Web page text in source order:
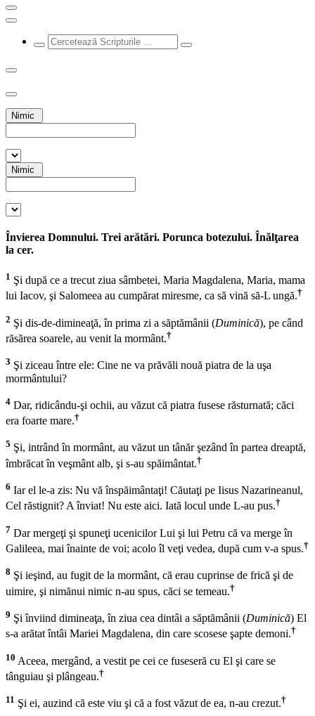
Nimic
Nimic
Învierea Domnului. Trei arătări. Porunca botezului. Înălţarea
la cer.
1 Şi după ce a trecut ziua sâmbetei, Maria Magdalena, Maria, mama
lui Iacov, şi Salomeea au cumpărat miresme, ca să vină să-L ungă.†
2 Şi dis-de-dimineaţă, în prima zi a săptămânii (Duminică), pe când
răsărea soarele, au venit la mormânt.†
3 Şi ziceau între ele: Cine ne va prăvăli nouă piatra de la uşa
mormântului?
4 Dar, ridicându-şi ochii, au văzut că piatra fusese răsturnată; căci
era foarte mare.†
5 Şi, intrând în mormânt, au văzut un tânăr şezând în partea dreaptă,
îmbrăcat în veşmânt alb, şi s-au spăimântat.†
6 Iar el le-a zis: Nu vă înspăimântaţi! Căutaţi pe Iisus Nazarineanul,
Cel răstignit? A înviat! Nu este aici. Iată locul unde L-au pus.†
7 Dar mergeţi şi spuneţi ucenicilor Lui şi lui Petru că va merge în
Galileea, mai înainte de voi; acolo îl veţi vedea, după cum v-a spus.†
8 Şi ieşind, au fugit de la mormânt, că erau cuprinse de frică şi de
uimire, şi nimănui nimic n-au spus, căci se temeau.†
9 Şi înviind dimineaţa, în ziua cea dintâi a săptămânii (Duminică) El
s-a arătat întâi Mariei Magdalena, din care scosese şapte demoni.†
10 Aceea, mergând, a vestit pe cei ce fuseseră cu El şi care se
tânguiau şi plângeau.†
11 Şi ei, auzind că este viu şi că a fost văzut de ea, n-au crezut.†